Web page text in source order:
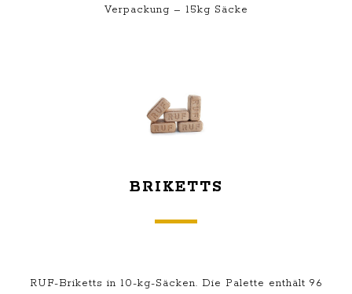
Verpackung – 15kg Säcke
BRIKETTS
RUF-Briketts in 10-kg-Säcken. Die Palette enthält 96